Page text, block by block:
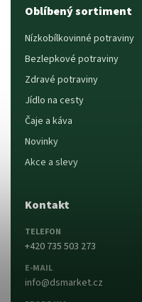
Oblíbený sortiment
Nízkobílkovinné potraviny
Bezlepkové potraviny
Zdravé potraviny
Jídlo na cesty
Čaje a káva
Novinky
Akce a slevy
Kontakt
TELEFON
+420 735 503 273
E-MAIL
info@dsmarket.cz